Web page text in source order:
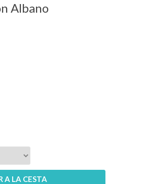
Albano
A LA CESTA